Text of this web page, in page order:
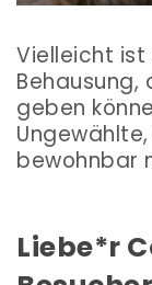
Vielleicht ist
geben
bewohnbar
Liebe*r